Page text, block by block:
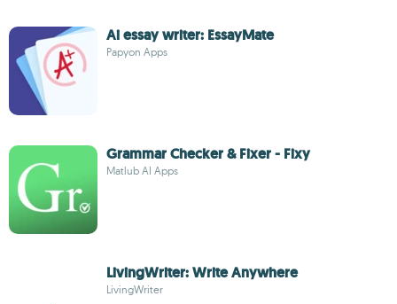
Ai essay writer: EssayMate
Papyon Apps
Grammar Checker & Fixer - Fixy
Matlub AI Apps
LivingWriter: Write Anywhere
LivingWriter